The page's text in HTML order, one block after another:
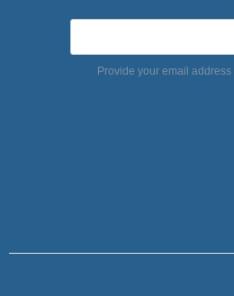
Provide your email